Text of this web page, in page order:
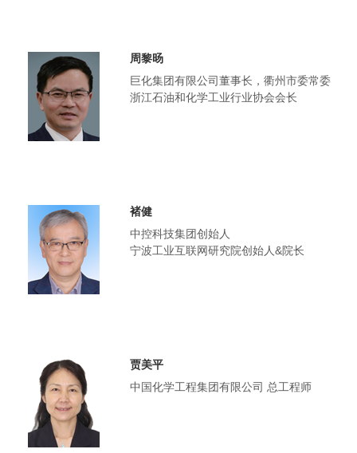
周黎旸
巨化集团有限公司董事长，衢州市委常委
浙江石油和化学工业行业协会会长
褚健
中控科技集团创始人
宁波工业互联网研究院创始人&院长
贾美平
中国化学工程集团有限公司 总工程师